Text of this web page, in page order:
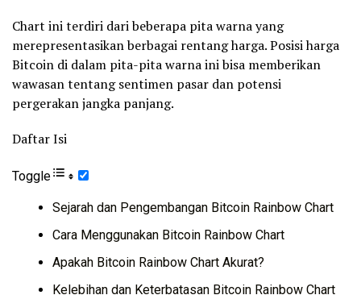
Chart ini terdiri dari beberapa pita warna yang
merepresentasikan berbagai rentang harga. Posisi harga
Bitcoin di dalam pita-pita warna ini bisa memberikan
wawasan tentang sentimen pasar dan potensi
pergerakan jangka panjang.
Daftar Isi
Toggle
Sejarah dan Pengembangan Bitcoin Rainbow Chart
Cara Menggunakan Bitcoin Rainbow Chart
Apakah Bitcoin Rainbow Chart Akurat?
Kelebihan dan Keterbatasan Bitcoin Rainbow Chart